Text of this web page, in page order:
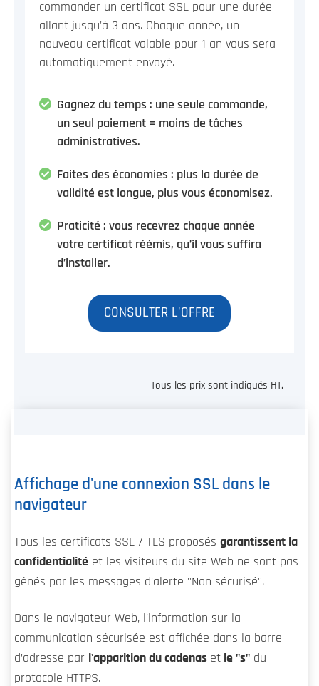
commander un certificat SSL pour une durée
allant jusqu'à 3 ans. Chaque année, un
nouveau certificat valable pour 1 an vous sera
automatiquement envoyé.
Gagnez du temps : une seule commande,
un seul paiement = moins de tâches
administratives.
Faites des économies : plus la durée de
validité est longue, plus vous économisez.
Praticité : vous recevrez chaque année
votre certificat réémis, qu’il vous suffira
d’installer.
CONSULTER L'OFFRE
Tous les prix sont indiqués HT.
Affichage d'une connexion SSL dans le
navigateur
Tous les certificats SSL / TLS proposés garantissent la
confidentialité et les visiteurs du site Web ne sont pas
gênés par les messages d'alerte "Non sécurisé".
Dans le navigateur Web, l'information sur la
communication sécurisée est affichée dans la barre
d’adresse par l'apparition du cadenas et le "s" du
protocole HTTPS.